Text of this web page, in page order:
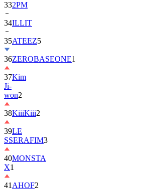
332PM
34ILLIT
35ATEEZ5
36ZEROBASEONE1
37Kim
Ji-
won2
38KiiiKiii2
39LE
SSERAFIM3
40MONSTA
X1
41 AHOF2